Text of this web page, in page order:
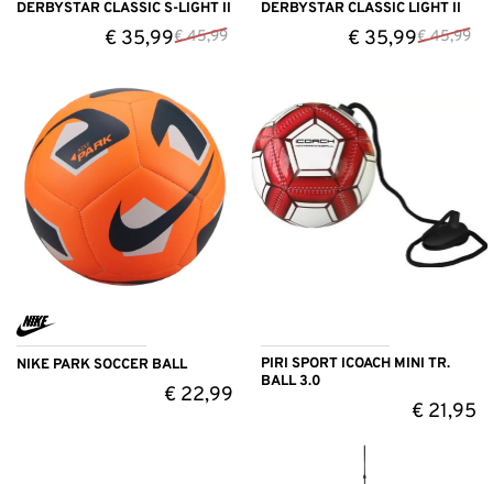
DERBYSTAR CLASSIC S-LIGHT II
€35,99€45,99
DERBYSTAR CLASSIC LIGHT II
€ 35,99€45,99
NIKE PARK SOCCER BALL
€22,99
PIRI SPORT ICOACH MINI TR.
BALL 3.0
€ 21,95